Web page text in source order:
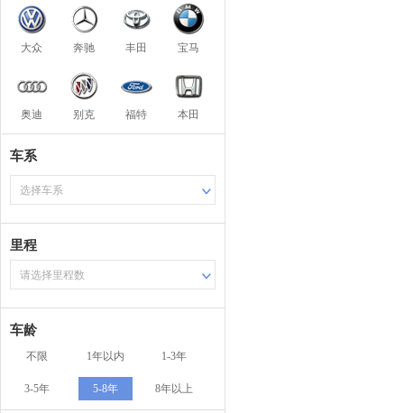
大众 奔驰 丰田 宝马
奥迪 别克 福特 本田
车系
选择车系
里程
请选择里程数
车龄
不限 1年以内 1-3年
3-5年 5-8年 8年以上